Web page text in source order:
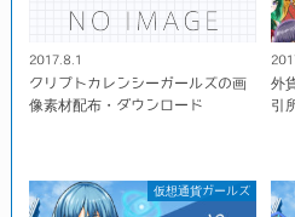
2017.8.1
クリプトカレンシーガールズの画
像素材配布・ダウンロード
外
引
仮想通貨ガールズ